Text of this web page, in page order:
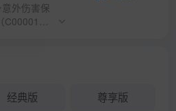
外伤害保
C0000143
附加短期
网）条款
）；
）条款
经典版 尊享版